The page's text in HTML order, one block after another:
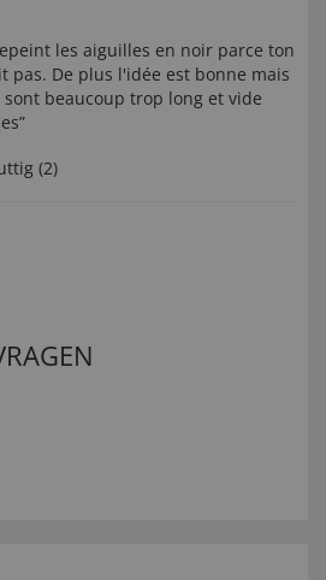
les aiguilles en noir parce ton
pas. De plus l'idée est bonne mais
beaucoup trop long et vide
(2)